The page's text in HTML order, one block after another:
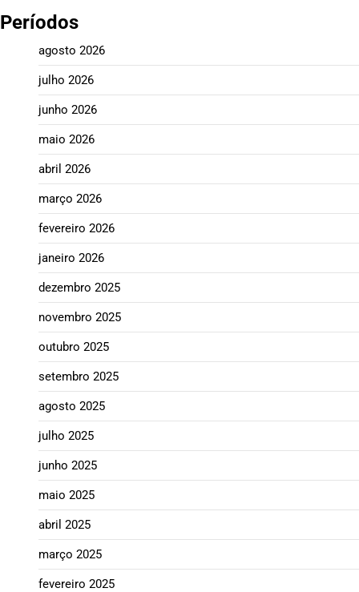
Períodos
agosto 2026
julho 2026
junho 2026
maio 2026
abril 2026
março 2026
fevereiro 2026
janeiro 2026
dezembro 2025
novembro 2025
outubro 2025
setembro 2025
agosto 2025
julho 2025
junho 2025
maio 2025
abril 2025
março 2025
fevereiro 2025